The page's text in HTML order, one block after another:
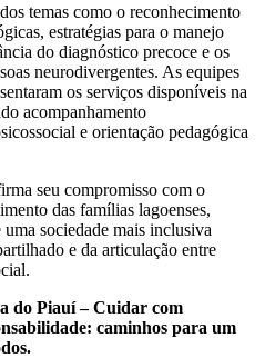
temas como o reconhecimento
estratégias para o manejo
do diagnóstico precoce e os
neurodivergentes. As equipes
os serviços disponíveis na
acompanhamento
e orientação pedagógica
seu compromisso com o
das famílias lagoenses,
sociedade mais inclusiva
e da articulação entre
do Piauí – Cuidar com
caminhos para um